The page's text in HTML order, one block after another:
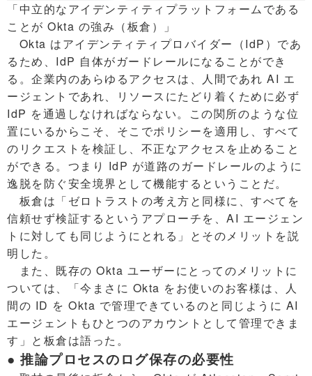
「中立的なアイデンティティプラットフォームである
ことが Okta の強み（板倉）」
Okta はアイデンティティプロバイダー（IdP）であ
るため、IdP 自体がガードレールになることができ
る。企業内のあらゆるアクセスは、人間であれ AI エ
ージェントであれ、リソースにたどり着くために必ず
IdP を通過しなければならない。この関所のような位
置にいるからこそ、そこでポリシーを適用し、すべて
のリクエストを検証し、不正なアクセスを止めること
ができる。つまり IdP が道路のガードレールのように
逸脱を防ぐ安全境界として機能するということだ。
板倉は「ゼロトラストの考え方と同様に、すべてを
信頼せず検証するというアプローチを、AI エージェン
トに対しても同じようにとれる」とそのメリットを説
明した。
また、既存の Okta ユーザーにとってのメリットに
ついては、「今まさに Okta をお使いのお客様は、人
間の ID を Okta で管理できているのと同じように AI
エージェントもひとつのアカウントとして管理できま
す」と板倉は語った。
● 推論プロセスのログ保存の必要性